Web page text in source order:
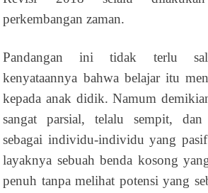
perkembangan zaman.
Pandangan ini tidak terlu
kenyataannya bahwa belajar itu
kepada anak didik. Namum
sangat parsial, telalu sempit, dan
sebagai individu-individu yang
layaknya sebuah benda kosong
penuh tanpa melihat potensi yang